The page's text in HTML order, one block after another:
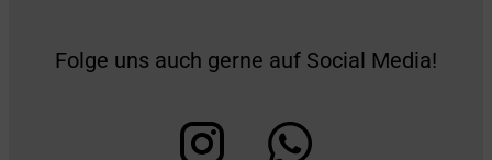
Folge uns auch gerne auf Social Media!